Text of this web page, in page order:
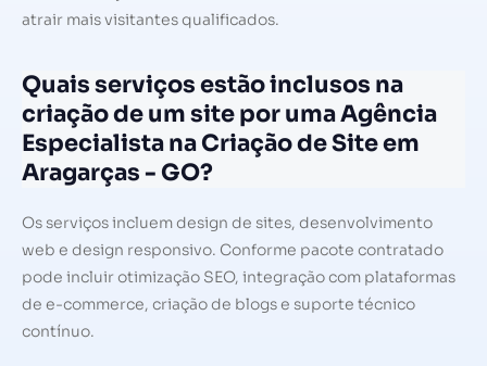
atrair mais visitantes qualificados.
Quais serviços estão inclusos na
criação de um site por uma Agência
Especialista na Criação de Site em
Aragarças - GO?
Os serviços incluem design de sites, desenvolvimento
web e design responsivo. Conforme pacote contratado
pode incluir otimização SEO, integração com plataformas
de e-commerce, criação de blogs e suporte técnico
contínuo.